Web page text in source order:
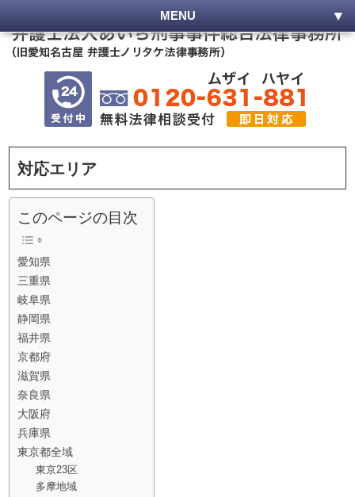
MENU
対応エリア
このページの目次
愛知県
三重県
岐阜県
静岡県
福井県
京都府
滋賀県
奈良県
大阪府
兵庫県
東京都全域
東京23区
多摩地域